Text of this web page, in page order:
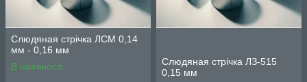
Слюдяная стрічка ЛСМ 0,14
мм - 0,16 мм
В наявності
Слюдяная стрічка ЛЗ-515
0,15 мм